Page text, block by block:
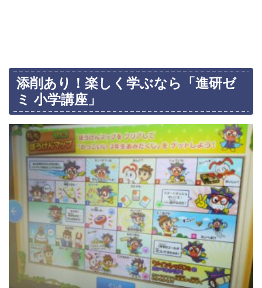
添削あり！楽しく学ぶなら「進研ゼ
ミ 小学講座」